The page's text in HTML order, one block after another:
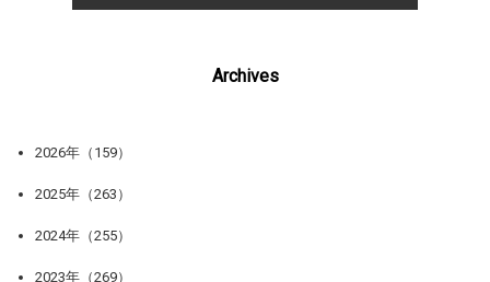
Archives
2026年（159）
2025年（263）
2024年（255）
2023年（269）